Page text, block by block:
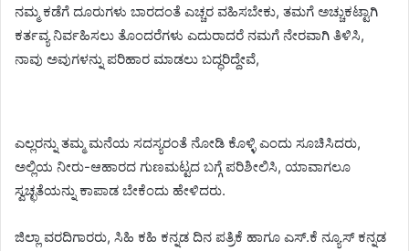
ನಮ್ಮ ಕಡೆಗೆ ದೂರುಗಳು ಬಾರದಂತೆ ಎಚ್ಚರ ವಹಿಸಬೇಕು, ತಮಗೆ ಅಚ್ಚುಕಟ್ಟಾಗಿ
ಕರ್ತವ್ಯ ನಿರ್ವಹಿಸಲು ತೊಂದರೆಗಳು ಎದುರಾದರೆ ನಮಗೆ ನೇರವಾಗಿ ತಿಳಿಸಿ,
ನಾವು ಅವುಗಳನ್ನು ಪರಿಹಾರ ಮಾಡಲು ಬದ್ಧರಿದ್ದೇವೆ,
ಎಲ್ಲರನ್ನು ತಮ್ಮ ಮನೆಯ ಸದಸ್ಯರಂತೆ ನೋಡಿ ಕೊಳ್ಳಿ ಎಂದು ಸೂಚಿಸಿದರು,
ಅಲ್ಲಿಯ ನೀರು-ಆಹಾರದ ಗುಣಮಟ್ಟದ ಬಗ್ಗೆ ಪರಿಶೀಲಿಸಿ, ಯಾವಾಗಲೂ
ಸ್ವಚ್ಛತೆಯನ್ನು ಕಾಪಾಡ ಬೇಕೆಂದು ಹೇಳಿದರು.
ಜಿಲ್ಲಾ ವರದಿಗಾರರು, ಸಿಹಿ ಕಹಿ ಕನ್ನಡ ದಿನ ಪತ್ರಿಕೆ ಹಾಗೂ ಎಸ್.ಕೆ ನ್ಯೂಸ್ ಕನ್ನಡ